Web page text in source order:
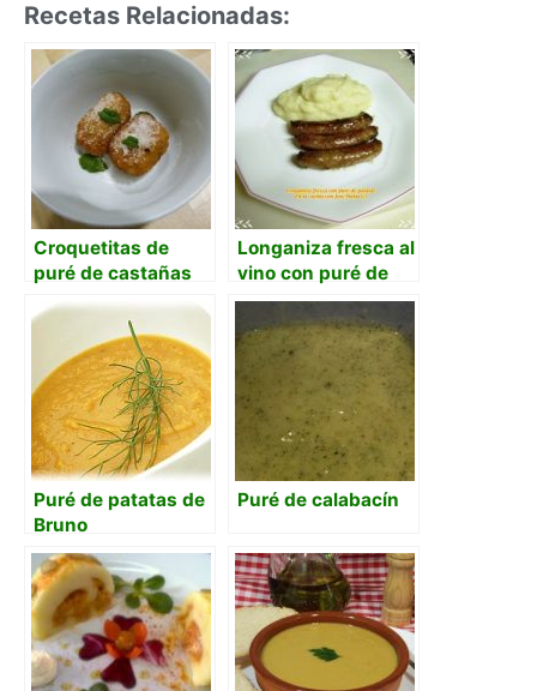
Recetas Relacionadas:
Croquetitas de
puré de castañas
Longaniza fresca al
vino con puré de
patatas
Puré de patatas de
Bruno
Puré de calabacín